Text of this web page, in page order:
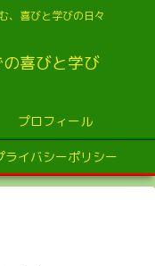
、喜びと学びの日々
喜びと学び
プロフィール
ライバシーポリシー